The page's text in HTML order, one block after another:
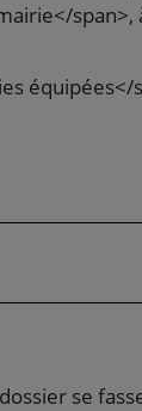
span>,
se